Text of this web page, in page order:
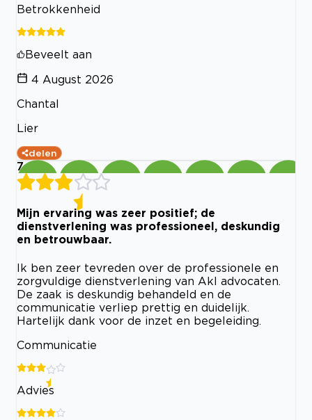
Betrokkenheid
Beveelt aan
4 August 2026
Chantal
Lier
delen
7
Mijn ervaring was zeer positief; de
dienstverlening was professioneel, deskundig
en betrouwbaar.
Ik ben zeer tevreden over de professionele en
zorgvuldige dienstverlening van Akl advocaten.
De zaak is deskundig behandeld en de
communicatie verliep prettig en duidelijk.
Hartelijk dank voor de inzet en begeleiding.
Communicatie
Advies